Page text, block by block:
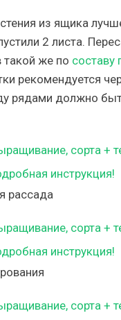
из ящика
2 листа.
такой же по составу
рекомендуется
рядами должно
рассада